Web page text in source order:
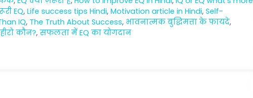
EQ, Life success tips Hindi, Motivation article in Hindi, Self-
IQ, The Truth About Success, भावनात्मक बुद्धिमत्ता के फायदे,
कौन?, सफलता में EQ का योगदान